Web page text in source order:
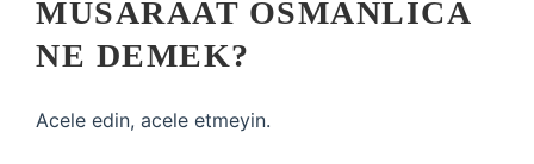
MÜSARAAT OSMANLICA
NE DEMEK?
Acele edin, acele etmeyin.